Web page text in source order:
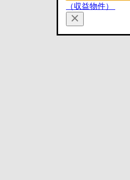
（収益物件）